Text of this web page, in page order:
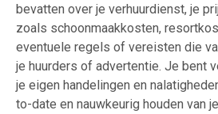
bevatten over je verhuurdienst, je
zoals schoonmaakkosten,
eventuele regels of vereisten die
je huurders of advertentie. Je bent
je eigen handelingen en
to-date en nauwkeurig houden van